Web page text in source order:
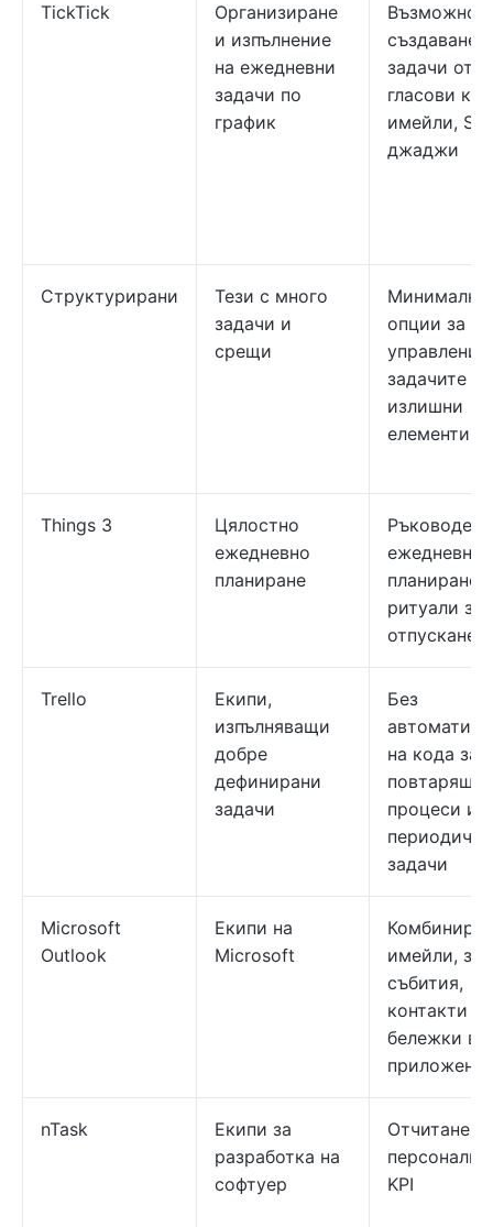
TickTick
Организиране
и изпълнение
на ежедневни
задачи по
график
създаване
задачи от
гласови
имейли,
джаджи
Структурирани
Тези с много
задачи и
срещи
Минимални
опции за
управление
задачите
излишни
елементи
Things 3
Цялостно
ежедневно
планиране
Ръководено
ежедневно
планиране
ритуали за
отпускане
Trello
Екипи,
изпълняващи
добре
дефинирани
задачи
Без
на кода за
повтарящи
процеси и
периодични
задачи
Microsoft
Outlook
Екипи на
Microsoft
имейли,
събития,
контакти и
бележки в
nTask
Екипи за
разработка на
софтуер
Отчитане с
KPI